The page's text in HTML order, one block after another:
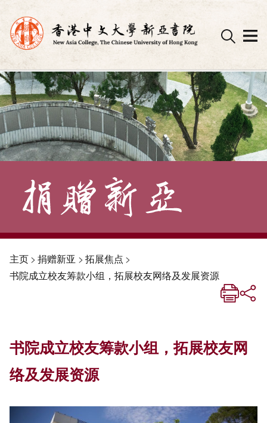
Skip
to
content
主页> 捐赠新亚 > 拓展焦点 >
书院成立校友筹款小组，拓展校友网络及发展资源
书院成立校友筹款小组，拓展校友网
络及发展资源